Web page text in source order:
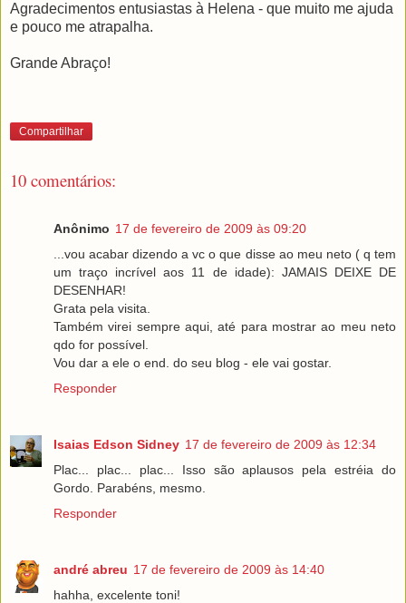
Agradecimentos entusiastas à Helena - que muito me ajuda
e pouco me atrapalha.
Grande Abraço!
Compartilhar
10 comentários:
Anônimo 17 de fevereiro de 2009 às 09:20
...vou acabar dizendo a vc o que disse ao meu neto ( q tem
um traço incrível aos 11 de idade): JAMAIS DEIXE DE
DESENHAR!
Grata pela visita.
Também virei sempre aqui, até para mostrar ao meu neto
qdo for possível.
Vou dar a ele o end. do seu blog - ele vai gostar.
Responder
Isaias Edson Sidney 17 de fevereiro de 2009 às 12:34
Plac... plac... plac... Isso são aplausos pela estréia do
Gordo. Parabéns, mesmo.
Responder
andré abreu 17 de fevereiro de 2009 às 14:40
hahha, excelente toni!